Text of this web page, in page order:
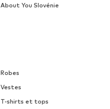
Robes
Vestes
T-shirts et tops
About You Slovénie